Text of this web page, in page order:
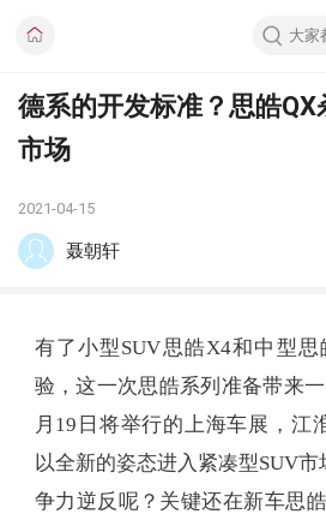
德系的开发标准？思皓QX
市场
2021-04-15
聂朝轩
有了小型SUV思皓X4和中型
验，这一次思皓系列准备带来
月19日将举行的上海车展，江
以全新的姿态进入紧凑型SUV
争力逆反呢？关键还在新车思